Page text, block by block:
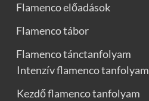
Flamenco előadások
Flamenco tábor
Flamenco tánctanfolyam
Intenzív flamenco tanfolyam
Kezdő flamenco tanfolyam